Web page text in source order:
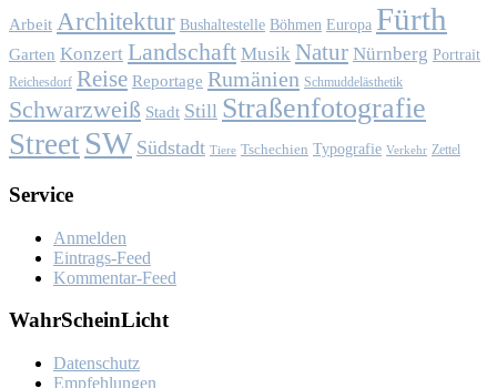
Arbeit Architektur Bushaltestelle Böhmen Europa Fürth
Garten Konzert Landschaft Musik Natur Nürnberg Portrait
Reichesdorf Reise Reportage Rumänien Schmuddelästhetik
Schwarzweiß Stadt Still Straßenfotografie
Street SW Südstadt Tiere Tschechien Typografie Verkehr Zettel
Ser­vice
Anmelden
Eintrags-Feed
Kommentar-Feed
Wahr­Schein­Licht
Da­ten­schutz
Emp­feh­lun­gen